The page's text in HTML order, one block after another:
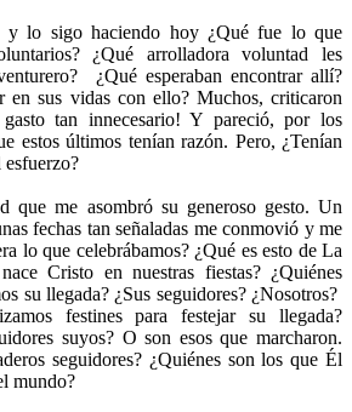
y lo sigo haciendo hoy ¿Qué fue lo que
¿Qué arrolladora voluntad les
¿Qué esperaban encontrar allí?
en sus vidas con ello? Muchos, criticaron
tan innecesario! Y pareció, por los
estos últimos tenían razón. Pero, ¿Tenían
que me asombró su generoso gesto. Un
fechas tan señaladas me conmovió y me
lo que celebrábamos? ¿Qué es esto de La
Cristo en nuestras fiestas? ¿Quiénes
su llegada? ¿Sus seguidores? ¿Nosotros?
festines para festejar su llegada?
suyos? O son esos que marcharon.
seguidores? ¿Quiénes son los que Él
mundo?